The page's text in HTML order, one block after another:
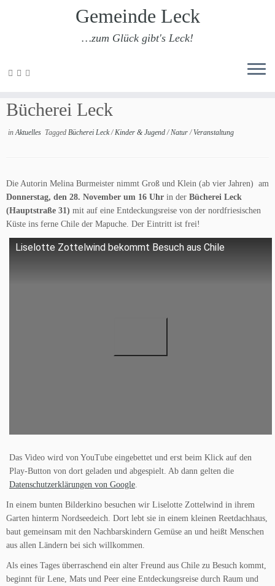
Zum
Gemeinde Leck
…zum Glück gibt's Leck!
Bücherei Leck
inAktuelles Tagged Bücherei Leck/Kinder & Jugend/Natur/Veranstaltung
Die Autorin Melina Burmeister nimmt Groß und Klein (ab vier Jahren) am
Donnerstag, den 28. November um 16 Uhr in der Bücherei Leck
(Hauptstraße 31) mit auf eine Entdeckungsreise von der nordfriesischen
Küste ins ferne Chile der Mapuche. Der Eintritt ist frei!
Liselotte Zottelwind bekommt Besuch aus Chile
Das Video wird von YouTube eingebettet und erst beim Klick auf den
Play-Button von dort geladen und abgespielt. Ab dann gelten die
Datenschutzerklärungen von Google.
In einem bunten Bilderkino besuchen wir Liselotte Zottelwind in ihrem
Garten hinterm Nordseedeich. Dort lebt sie in einem kleinen Reetdachhaus,
baut gemeinsam mit den Nachbarskindern Gemüse an und heißt Menschen
aus allen Ländern bei sich willkommen.
Als eines Tages überraschend ein alter Freund aus Chile zu Besuch kommt,
beginnt für Lene, Mats und Peer eine Entdeckungsreise durch Raum und